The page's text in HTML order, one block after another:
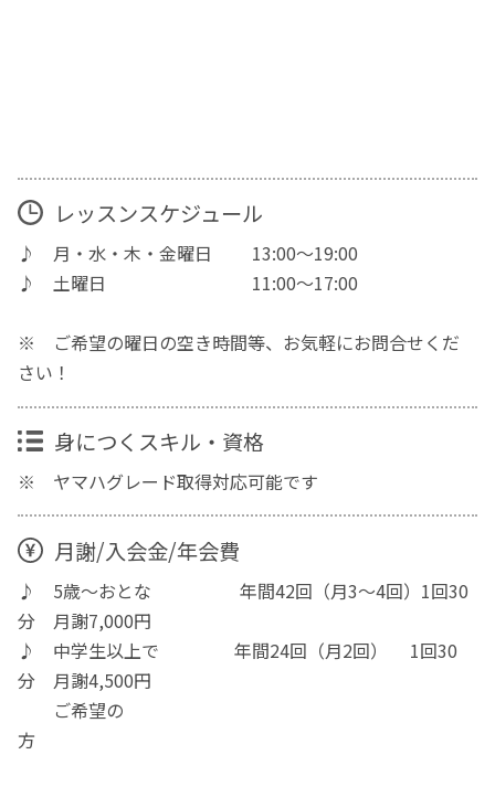
レッスンスケジュール
♪ 月・水・木・金曜日 13:00～19:00
♪ 土曜日 11:00～17:00
※ ご希望の曜日の空き時間等、お気軽にお問合せくだ
さい！
身につくスキル・資格
※ ヤマハグレード取得対応可能です
月謝/入会金/年会費
♪ 5歳～おとな 年間42回（月3～4回）1回30
分 月謝7,000円
♪ 中学生以上で 年間24回（月2回） 1回30
分 月謝4,500円
ご希望の
方